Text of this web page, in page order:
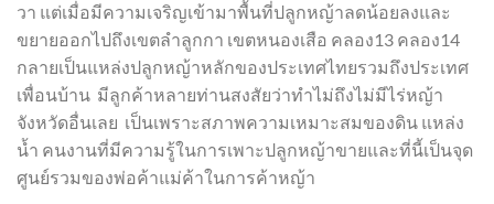
วา แต่เมื่อมีความเจริญเข้ามาพื้นที่ปลูกหญ้าลดน้อยลงและ
ขยายออกไปถึงเขตลำลูกกา เขตหนองเสือ คลอง13 คลอง14
กลายเป็นแหล่งปลูกหญ้าหลักของประเทศไทยรวมถึงประเทศ
เพื่อนบ้าน มีลูกค้าหลายท่านสงสัยว่าทำไม่ถึงไม่มีไร่หญ้า
จังหวัดอื่นเลย เป็นเพราะสภาพความเหมาะสมของดิน แหล่ง
น้ำ คนงานที่มีความรู้ในการเพาะปลูกหญ้าขายและที่นี้เป็นจุด
ศูนย์รวมของพ่อค้าแม่ค้าในการค้าหญ้า